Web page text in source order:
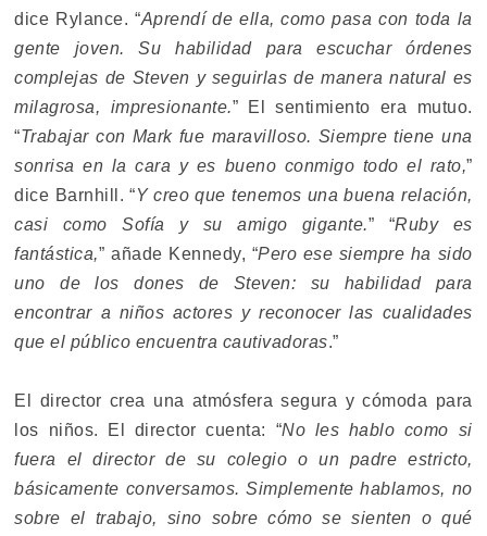
dice Rylance. “Aprendí de ella, como pasa con toda la
gente joven. Su habilidad para escuchar órdenes
complejas de Steven y seguirlas de manera natural es
milagrosa, impresionante.” El sentimiento era mutuo.
“Trabajar con Mark fue maravilloso. Siempre tiene una
sonrisa en la cara y es bueno conmigo todo el rato,”
dice Barnhill. “Y creo que tenemos una buena relación,
casi como Sofía y su amigo gigante.” “Ruby es
fantástica,” añade Kennedy, “Pero ese siempre ha sido
uno de los dones de Steven: su habilidad para
encontrar a niños actores y reconocer las cualidades
que el público encuentra cautivadoras.”
El director crea una atmósfera segura y cómoda para
los niños. El director cuenta: “No les hablo como si
fuera el director de su colegio o un padre estricto,
básicamente conversamos. Simplemente hablamos, no
sobre el trabajo, sino sobre cómo se sienten o qué